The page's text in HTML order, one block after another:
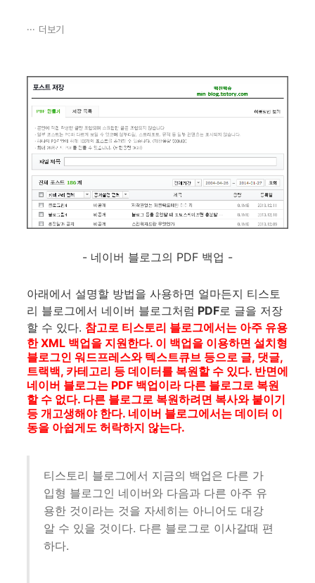
더보기
- 네이버 블로그의 PDF 백업 -
아래에서 설명할 방법을 사용하면 얼마든지 티스토
리 블로그에서 네이버 블로그처럼 PDF로 글을 저장
할 수 있다. 참고로 티스토리 블로그에서는 아주 유용
한 XML 백업을 지원한다. 이 백업을 이용하면 설치형
블로그인 워드프레스와 텍스트큐브 등으로 글, 댓글,
트랙백, 카테고리 등 데이터를 복원할 수 있다. 반면에
네이버 블로그는 PDF 백업이라 다른 블로그로 복원
할 수 없다. 다른 블로그로 복원하려면 복사와 붙이기
등 개고생해야 한다. 네이버 블로그에서는 데이터 이
동을 아쉽게도 허락하지 않는다.
티스토리 블로그에서 지금의 백업은 다른 가
입형 블로그인 네이버와 다음과 다른 아주 유
용한 것이라는 것을 자세히는 아니어도 대강
알 수 있을 것이다. 다른 블로그로 이사갈때 편
하다.